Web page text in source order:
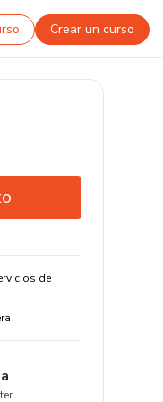
Crear un curso
de